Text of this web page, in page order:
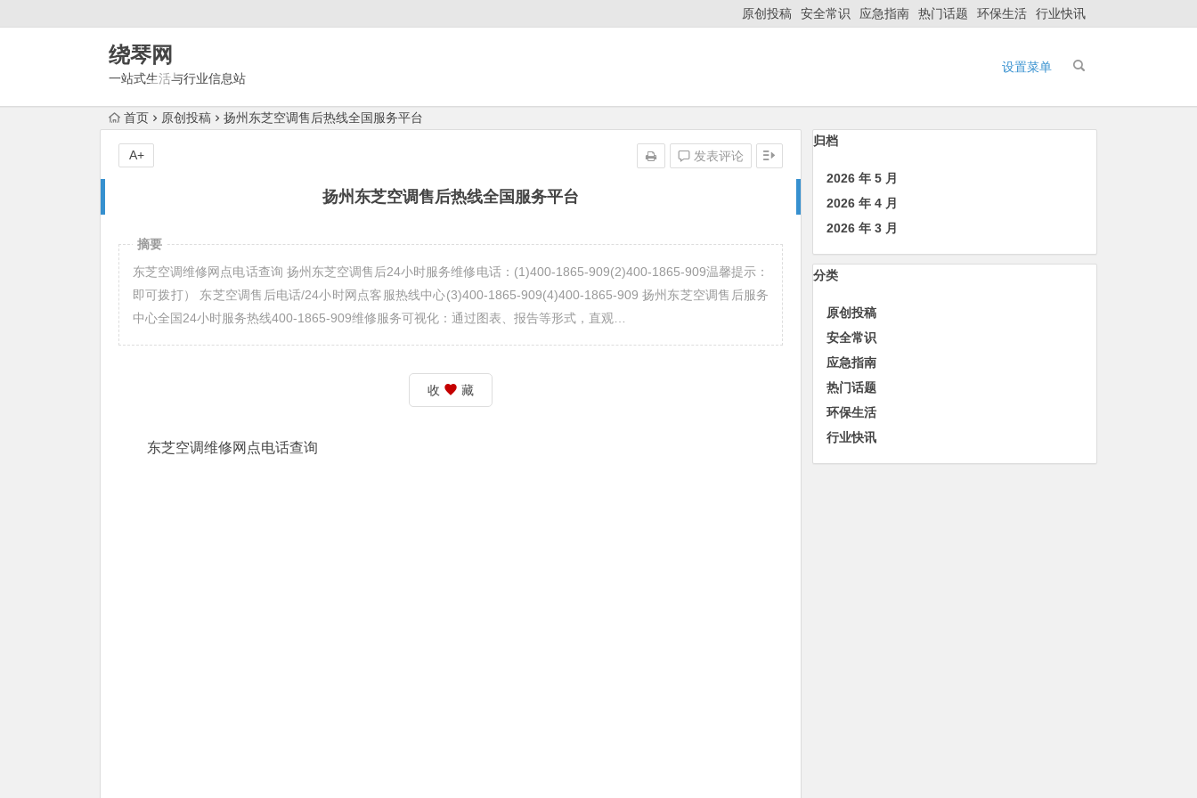
原创投稿 安全常识 应急指南 热门话题 环保生活 行业快讯
绕琴网
一站式生活与行业信息站
设置菜单
首页 原创投稿 扬州东芝空调售后热线全国服务平台
扬州东芝空调售后热线全国服务平台
发表评论
A+
摘要
东芝空调维修网点电话查询 扬州东芝空调售后24小时服务维修电话：(1)400-1865-909(2)400-1865-909温馨提示：
即可拨打） 东芝空调售后电话/24小时网点客服热线中心(3)400-1865-909(4)400-1865-909 扬州东芝空调售后服务
中心全国24小时服务热线400-1865-909维修服务可视化：通过图表、报告等形式，直观…
收 藏
东芝空调维修网点电话查询
归档
2026 年 5 月
2026 年 4 月
2026 年 3 月
分类
原创投稿
安全常识
应急指南
热门话题
环保生活
行业快讯